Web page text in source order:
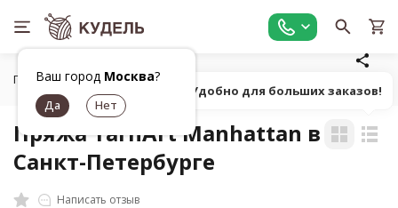
Ваш город Москва?
Главная Все для вязания
Пряжа YarnArt Manhattan в
Санкт-Петербурге
Написать отзыв
Попробуй! Удобно для больших заказов!